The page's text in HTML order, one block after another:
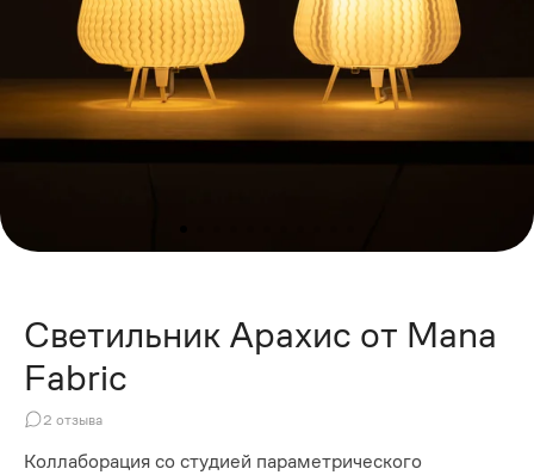
Светильник Арахис от Mana
Fabric
2 отзыва
Коллаборация со студией параметрического